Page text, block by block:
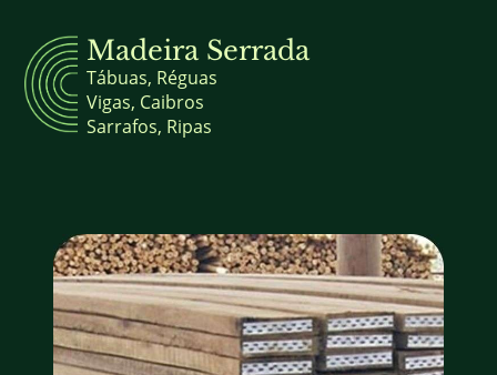
Madeira Serrada
Tábuas, Réguas
Vigas, Caibros
Sarrafos, Ripas